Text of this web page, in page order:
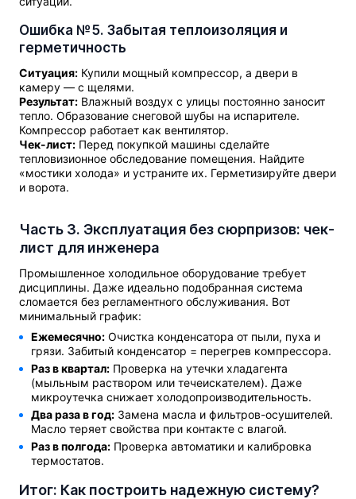
Ошибка №5. Забытая теплоизоляция и
герметичность
Ситуация: Купили мощный компрессор, а двери в
камеру — с щелями.
Результат: Влажный воздух с улицы постоянно заносит
тепло. Образование снеговой шубы на испарителе.
Компрессор работает как вентилятор.
Чек-лист: Перед покупкой машины сделайте
тепловизионное обследование помещения. Найдите
«мостики холода» и устраните их. Герметизируйте двери
и ворота.
Часть 3. Эксплуатация без сюрпризов: чек-
лист для инженера
Промышленное холодильное оборудование требует
дисциплины. Даже идеально подобранная система
сломается без регламентного обслуживания. Вот
минимальный график:
Ежемесячно: Очистка конденсатора от пыли, пуха и
грязи. Забитый конденсатор = перегрев компрессора.
Раз в квартал: Проверка на утечки хладагента
(мыльным раствором или течеискателем). Даже
микроутечка снижает холодопроизводительность.
Два раза в год: Замена масла и фильтров-осушителей.
Масло теряет свойства при контакте с влагой.
Раз в полгода: Проверка автоматики и калибровка
термостатов.
Итог: Как построить надежную систему?